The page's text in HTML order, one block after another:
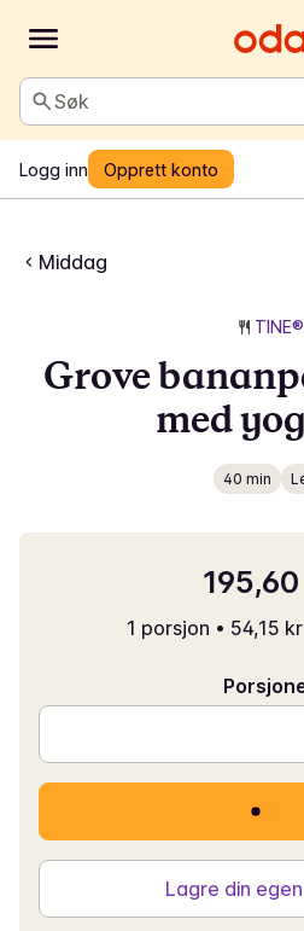
Søk
Logg inn Opprett konto
Middag
TINE®
Grove
med
40 min
1 porsjon • 54,15
Lagre din